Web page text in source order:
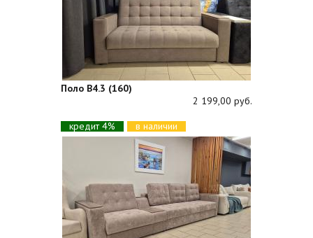
Поло В4.3 (160)
2 199,00 руб.
кредит 4%
в наличии